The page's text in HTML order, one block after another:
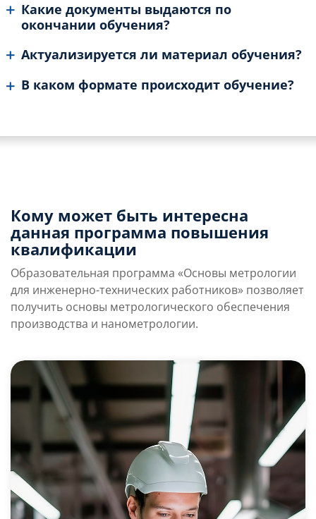
Какие документы выдаются по
окончании обучения?
Актуализируется ли материал обучения?
В каком формате происходит обучение?
Кому может быть интересна
данная программа повышения
квалификации
Образовательная программа «Основы метрологии
для инженерно-технических работников» позволяет
получить основы метрологического обеспечения
производства и нанометрологии.